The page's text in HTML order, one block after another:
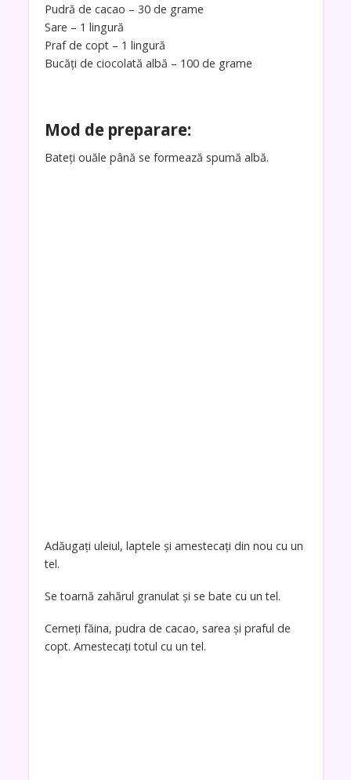
Pudră de cacao – 30 de grame
Sare – 1 lingură
Praf de copt – 1 lingură
Bucăți de ciocolată albă – 100 de grame
Mod de preparare:
Bateți ouăle până se formează spumă albă.
Adăugați uleiul, laptele și amestecați din nou cu un
tel.
Se toarnă zahărul granulat și se bate cu un tel.
Cerneți făina, pudra de cacao, sarea și praful de
copt. Amestecați totul cu un tel.